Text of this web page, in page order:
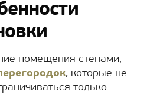
помещения стенами,
, которые не
только